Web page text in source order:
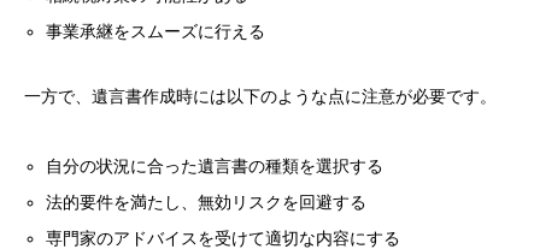
事業承継をスムーズに行える
一方で、遺言書作成時には以下のような点に注意が必要です。
自分の状況に合った遺言書の種類を選択する
法的要件を満たし、無効リスクを回避する
専門家のアドバイスを受けて適切な内容にする